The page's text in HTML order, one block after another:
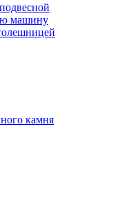
машину
камня